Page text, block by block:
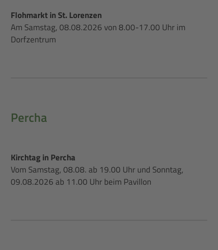
Flohmarkt in St. Lorenzen
Am Samstag, 08.08.2026 von 8.00-17.00 Uhr im
Dorfzentrum
Percha
Kirchtag in Percha
Vom Samstag, 08.08. ab 19.00 Uhr und Sonntag,
09.08.2026 ab 11.00 Uhr beim Pavillon